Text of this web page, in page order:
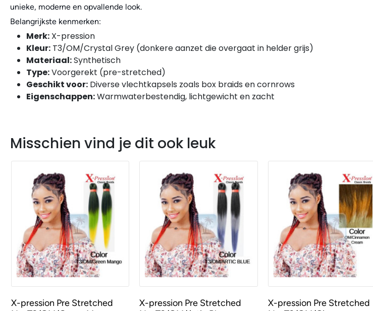
unieke, moderne en opvallende look.
Belangrijkste kenmerken:
Merk: X-pression
Kleur: T3/OM/Crystal Grey (donkere aanzet die overgaat in helder grijs)
Materiaal:Synthetisch
Type:Voorgerekt (pre-stretched)
Geschikt voor: Diverse vlechtkapsels zoals box braids en cornrows
Eigenschappen:Warmwaterbestendig, lichtgewicht en zacht
Misschien vind je dit ook leuk
X-pression Pre Stretched
X-pression Pre Stretched
X-pression Pre Stretched